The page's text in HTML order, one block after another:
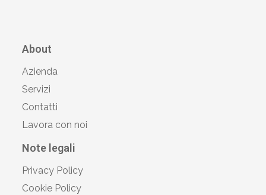
About
Azienda
Servizi
Contatti
Lavora con noi
Note legali
Privacy Policy
Cookie Policy